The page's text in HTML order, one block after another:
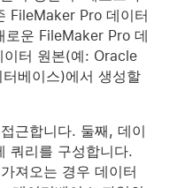
FileMaker Pro 데이터
로운 FileMaker Pro 데
이터 원본(예: Oracle
베이스)에서 생성할
근합니다. 둘째, 데이
쿼리를 구성합니다.
져오는 경우 데이터